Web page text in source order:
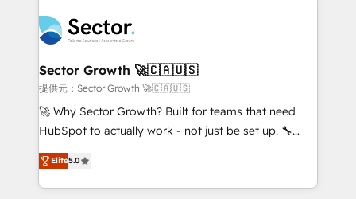
technology and people with each other. Together we
strive for optimal customer processes and
experiences. Systony – We believe you can grow!
businesses. Our teams are based in North America
and APAC. We are HubSpot's top-ranked Advanced
Implementation Certified Partner and we contribute
to their advisory council. We strive to do 'good work
with good people' and have worked with incredible
brands. You can see some of them on our website,
Sector Growth 🚀🇨🇦🇺🇸
提供元：Sector Growth 🚀🇨🇦🇺🇸
🚀 Why Sector Growth? Built for teams that need
HubSpot to actually work - not just be set up. 🔧
HubSpot Experts: Onboarding, migrations,
automation, and training built for adoption. ⚡ Highly
Technical Execution: ERP, EMR and Custom
Elite5.0